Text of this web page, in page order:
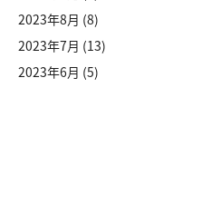
2023年8月 (8)
2023年7月 (13)
2023年6月 (5)